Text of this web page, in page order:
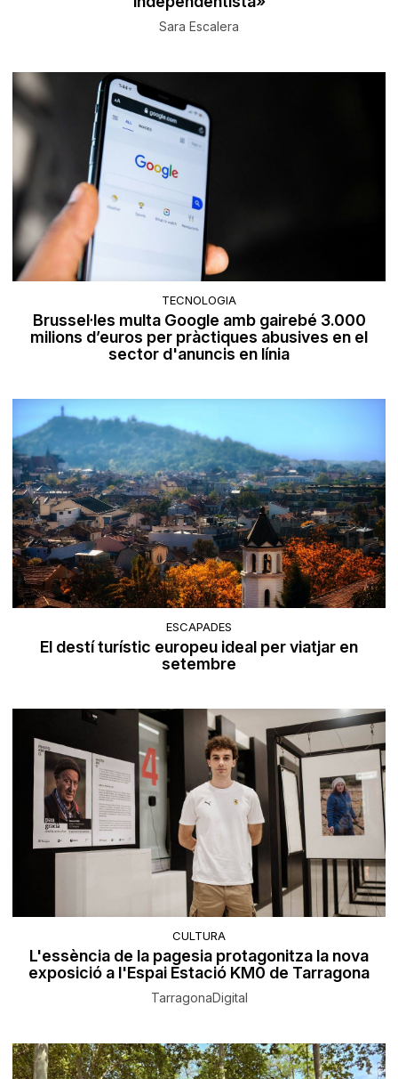
Sara Escalera
TECNOLOGIA
Brussel·les multa Google amb gairebé 3.000
milions d’euros per pràctiques abusives en el
sector d'anuncis en línia
ESCAPADES
El destí turístic europeu ideal per viatjar en
setembre
CULTURA
L'essència de la pagesia protagonitza la nova
exposició a l'Espai Estació KM0 de Tarragona
TarragonaDigital